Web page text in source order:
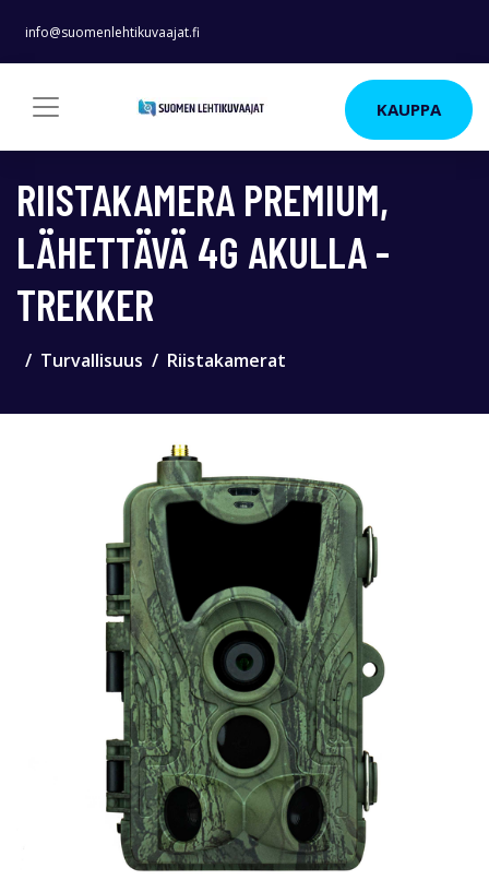
info@suomenlehtikuvaajat.fi
KAUPPA
RIISTAKAMERA PREMIUM,
LÄHETTÄVÄ 4G AKULLA -
TREKKER
Turvallisuus Riistakamerat